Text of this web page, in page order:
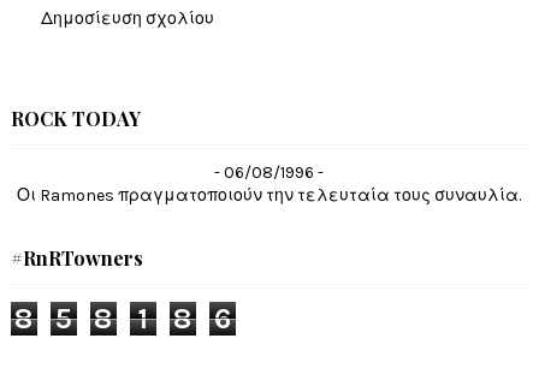
Δημοσίευση σχολίου
ROCK TODAY
- 06/08/1996 -
Οι Ramones πραγματοποιούν την τελευταία τους συναυλία.
#RnRTowners
8 5 8 1 8 6